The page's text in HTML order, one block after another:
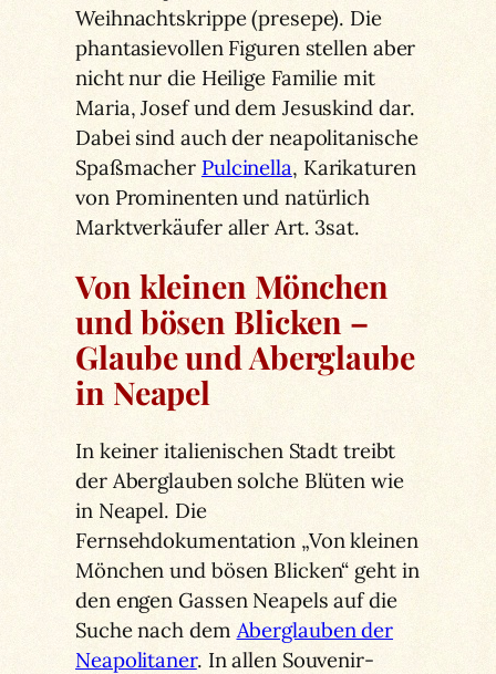
Weihnachtskrippe (presepe). Die
phantasievollen Figuren stellen aber
nicht nur die Heilige Familie mit
Maria, Josef und dem Jesuskind dar.
Dabei sind auch der neapolitanische
Spaßmacher Pulcinella, Karikaturen
von Prominenten und natürlich
Marktverkäufer aller Art. 3sat.
Von kleinen Mönchen
und bösen Blicken –
Glaube und Aberglaube
in Neapel
In keiner italienischen Stadt treibt
der Aberglauben solche Blüten wie
in Neapel. Die
Fernsehdokumentation „Von kleinen
Mönchen und bösen Blicken“ geht in
den engen Gassen Neapels auf die
Suche nach demAberglauben der
Neapolitaner. In allen Souvenir-